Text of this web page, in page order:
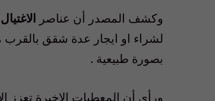
وكشف المصدر أن عناصر
لشراء او ايجار عدة شقق
بصورة طبيعية .
ورأي أن المعطيات الاخيرة تعزز